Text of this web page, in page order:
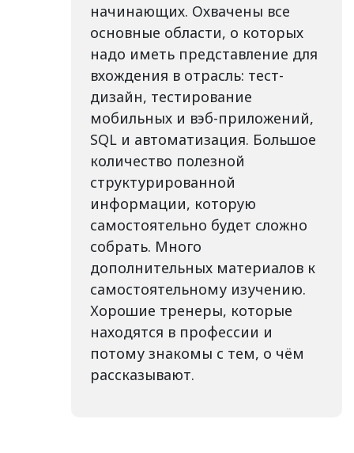
начинающих. Охвачены все
основные области, о которых
надо иметь представление для
вхождения в отрасль: тест-
дизайн, тестирование
мобильных и вэб-приложений,
SQL и автоматизация. Большое
количество полезной
структурированной
информации, которую
самостоятельно будет сложно
собрать. Много
дополнительных материалов к
самостоятельному изучению.
Хорошие тренеры, которые
находятся в профессии и
потому знакомы с тем, о чём
рассказывают.